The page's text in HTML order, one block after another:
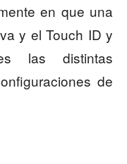
en que una
y el Touch ID y
las distintas
de